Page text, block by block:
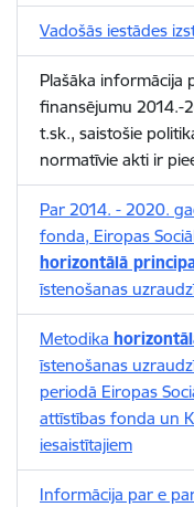
Vadošās iestādes
Plašāka informācija
finansējumu 2014.-
t.sk., saistošie
normatīvie akti ir
Par 2014. - 2020.
fonda, Eiropas
horizontālā
īstenošanas
Metodika
īstenošanas
periodā Eiropas
attīstības fonda un
iesaistītajiem
Informācija par e